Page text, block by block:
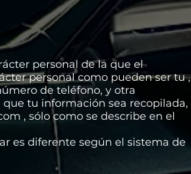
personal de la que el
personal como pueden ser tu ,
de teléfono, y otra
tu información sea recopilada,
, sólo como se describe en el
es diferente según el sistema de